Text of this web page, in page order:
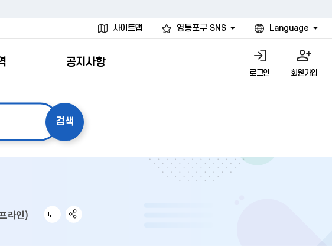
사이트맵 영등포구 SNS Language
나의 교육·강좌
자전거 교통안전체험
공지사항
로그인 회원가입
라인)